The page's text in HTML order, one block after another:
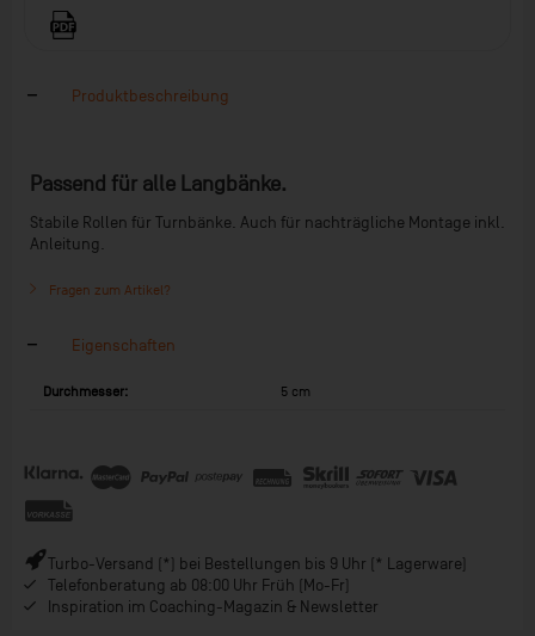
Produktbeschreibung
Passend für alle Langbänke.
Stabile Rollen für Turnbänke. Auch für nachträgliche Montage inkl.
Anleitung.
Fragen zum Artikel?
Eigenschaften
Durchmesser: 5 cm
Turbo-Versand (*) bei Bestellungen bis 9 Uhr (* Lagerware)
Telefonberatung ab 08:00 Uhr Früh (Mo-Fr)
Inspiration im Coaching-Magazin & Newsletter